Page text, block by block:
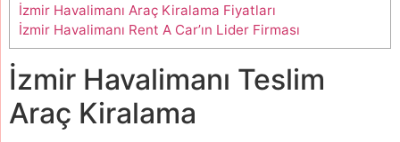
İzmir Havalimanı Araç Kiralama Fiyatları
İzmir Havalimanı Rent A Car’ın Lider Firması
İzmir Havalimanı Teslim
Araç Kiralama